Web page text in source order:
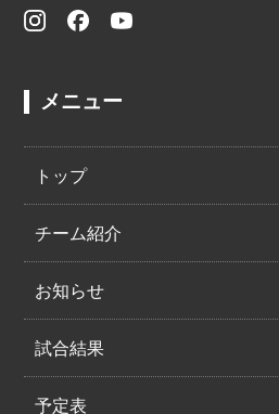
メニュー
トップ
チーム紹介
お知らせ
試合結果
予定表